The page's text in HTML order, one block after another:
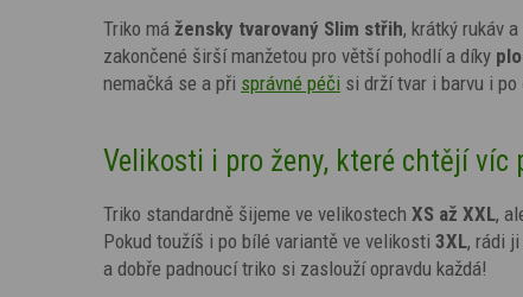
Triko má žensky tvarovaný Slim střih, krátký rukáv
zakončené širší manžetou pro větší pohodlí a díky
nemačká se a při správné péči si drží tvar i barvu i
Velikosti i pro ženy, které chtějí víc
Triko standardně šijeme ve velikostech XS až XXL,
Pokud toužíš i po bílé variantě ve velikosti 3XL, rádi
a dobře padnoucí triko si zaslouží opravdu každá!